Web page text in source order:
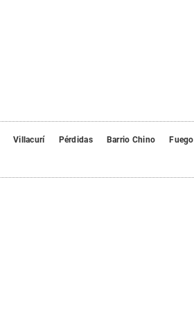
Villacurí Pérdidas Barrio Chino
Fuego